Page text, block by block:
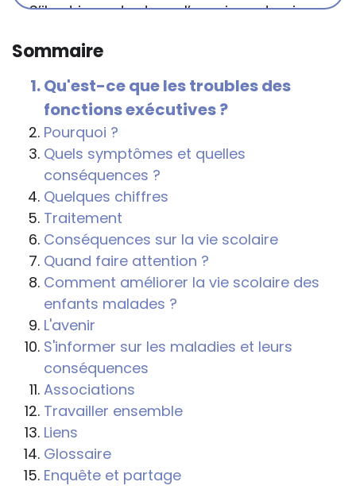
S’il est important que l’enseignant puisse
conséquences de la maladie ou du
handicap sur les apprentissages, cela ne
passe pas forcément pas l’exposé du
diagnostic en tant que tel.
Cette information doit être adaptée par
chacun, dans le respect de l’individu en
particulier, enfant et adulte, et prendre en
compte la variabilité d’une même
maladie ou handicap selon chaque
enfant.
La consultation d’informations sur un site
web n’exonère personne de ses
responsabilités professionnelles, civiles
et pénales. Les personnes qui
s'inspireront des éléments publiés sur le
site « Tous à l'école » dans leur action
professionnelle le feront sous leur seule
responsabilité, car ils disposent de tous
les paramètres spécifiques d’une
situation particulière pour prendre leurs
Sommaire
Qu'est-ce que les troubles des
fonctions exécutives ?
Pourquoi ?
Quels symptômes et quelles
conséquences ?
Quelques chiffres
Traitement
Conséquences sur la vie scolaire
Quand faire attention ?
Comment améliorer la vie scolaire des
enfants malades ?
L'avenir
S'informer sur les maladies et leurs
conséquences
Associations
Travailler ensemble
Liens
Glossaire
Enquête et partage